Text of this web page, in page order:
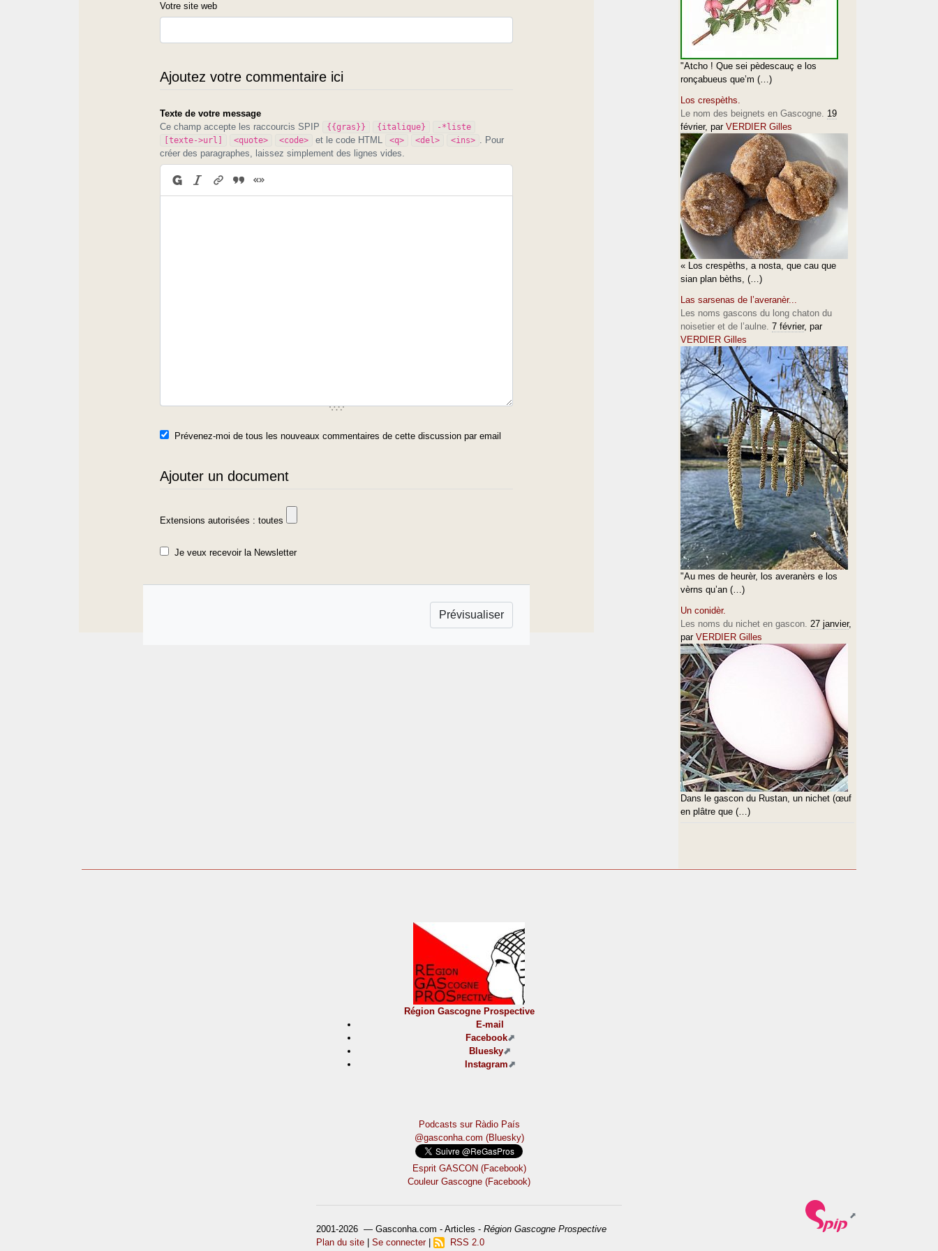
Votre site web
Ajoutez votre commentaire ici
Texte de votre message
Ce champ accepte les raccourcis SPIP
{{gras}} {italique}
-*liste
[texte->url]
<quote> <code> et le code HTML <q> <del> <ins>
. Pour
créer des paragraphes, laissez simplement des lignes vides.
Prévenez-moi de tous les nouveaux commentaires de cette discussion par email
Ajouter un document
Extensions autorisées : toutes
Je veux recevoir la Newsletter
"Atcho ! Que sei pèdescauç e los
ronçabueus que’m (…)
Los crespèths.
Le nom des beignets en Gascogne. 19
février, par VERDIER Gilles
« Los crespèths, a nosta, que cau que
sian plan bèths, (…)
Las sarsenas de l’averanèr...
Les noms gascons du long chaton du
noisetier et de l’aulne. 7 février, par
VERDIER Gilles
"Au mes de heurèr, los averanèrs e los
vèrns qu’an (…)
Un conidèr.
Les noms du nichet en gascon. 27 janvier,
par VERDIER Gilles
Dans le gascon du Rustan, un nichet (œuf
en plâtre que (…)
Région Gascogne Prospective
E-mail
Facebook
Bluesky
Instagram
Podcasts sur Ràdio País
@gasconha.com (Bluesky)
Esprit GASCON (Facebook)
Couleur Gascogne (Facebook)
2001-2026 — Gasconha.com - Articles - Région Gascogne Prospective
Plan du site
Se connecter| RSS 2.0